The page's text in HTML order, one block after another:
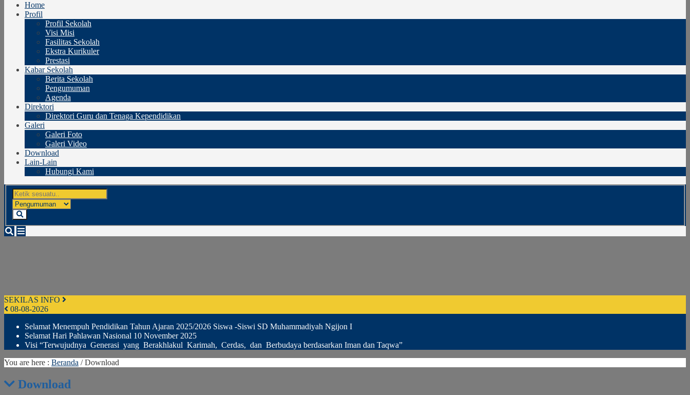
Home
Profil
Profil Sekolah
Visi Misi
Fasilitas Sekolah
Ekstra Kurikuler
Prestasi
Kabar Sekolah
Berita Sekolah
Pengumuman
Agenda
Direktori
Direktori Guru dan Tenaga Kependidikan
Galeri
Galeri Foto
Galeri Video
Download
Lain-Lain
Hubungi Kami
SEKILAS INFO
08-08-2026
Selamat Menempuh Pendidikan Tahun Ajaran 2025/2026 Siswa -Siswi SD Muhammadiyah Ngijon I
Selamat Hari Pahlawan Nasional 10 November 2025
Visi “Terwujudnya Generasi yang Berakhlakul Karimah, Cerdas, dan Berbudaya berdasarkan Iman dan Taqwa”
You are here : Beranda /Download
Download